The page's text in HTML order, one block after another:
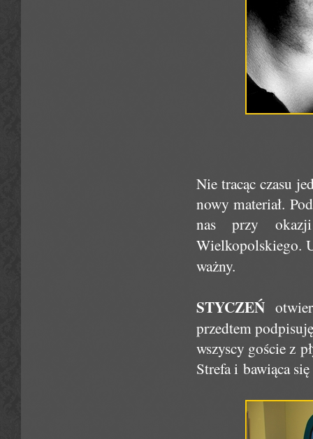
Nie tracąc czasu
nowy materiał.
nas przy
Wielkopolskiego.
ważny.
STYCZEŃ
przedtem
wszyscy goście z
Strefa i bawiąca